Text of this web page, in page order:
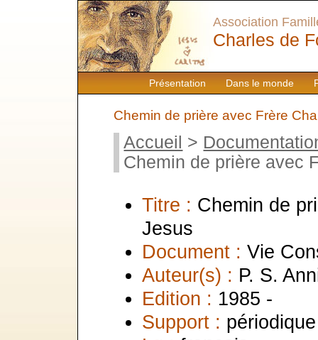
Présentation Dans le monde
Association
Charles de
Chemin de prière avec Frère
Accueil >
Chemin de prière avec
Titre : Chemin de
Jesus
Document : Vie
Auteur(s) : P. S.
Edition : 1985 -
Support : périodique